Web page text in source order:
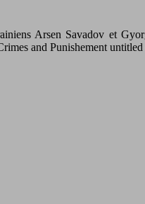
Arsen Savadov et
and Punishement